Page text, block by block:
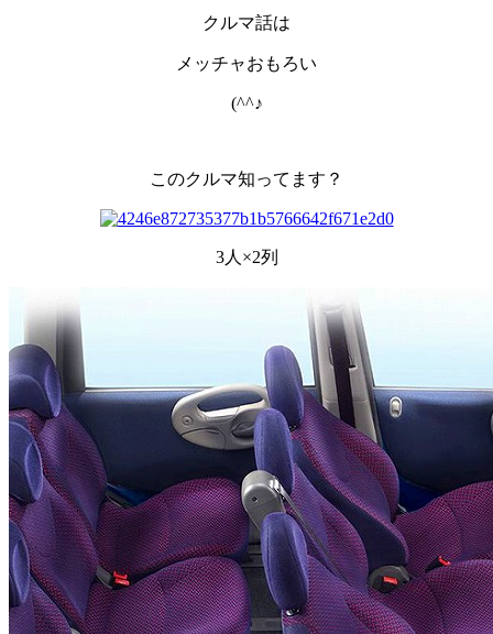
クルマ話は
メッチャおもろい
(^^♪
このクルマ知ってます？
3人×2列